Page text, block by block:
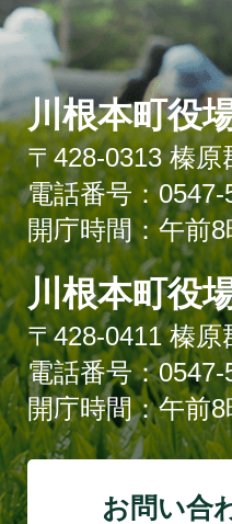
川根本町役
〒428-0313 榛
電話番号：0547-
開庁時間：午前
川根本町役
〒428-0411 榛
電話番号：0547-
開庁時間：午前
お問い合